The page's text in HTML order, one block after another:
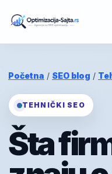
Početna / SEO blog /
TEHNIČKI SEO
Šta